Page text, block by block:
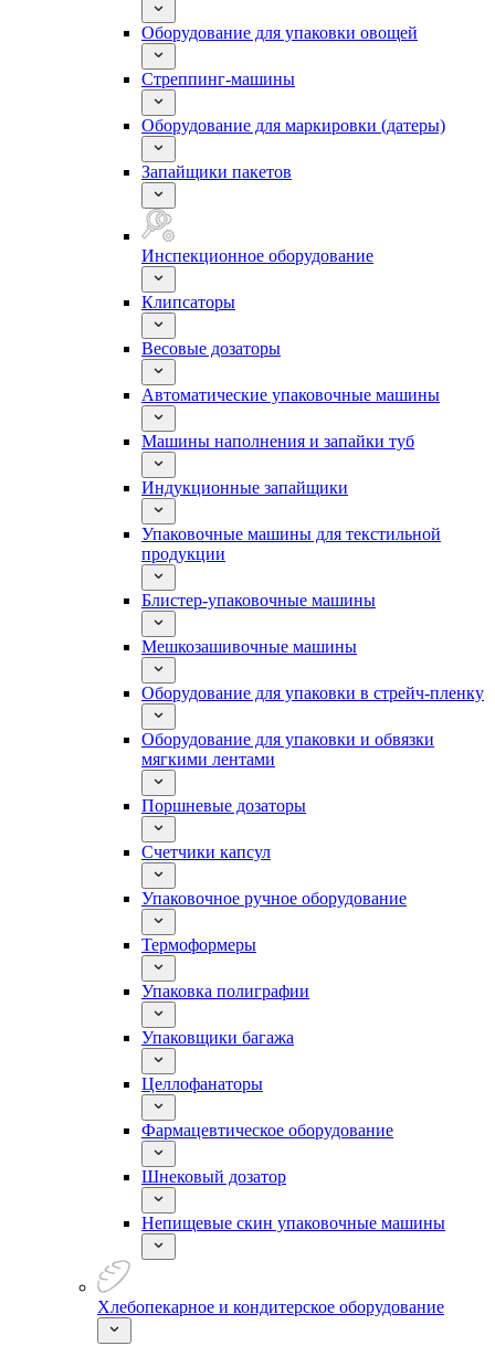
Оборудование для упаковки овощей
Стреппинг-машины
Оборудование для маркировки (датеры)
Запайщики пакетов
Инспекционное оборудование
Клипсаторы
Весовые дозаторы
Автоматические упаковочные машины
Машины наполнения и запайки туб
Индукционные запайщики
Упаковочные машины для текстильной
продукции
Блистер-упаковочные машины
Мешкозашивочные машины
Оборудование для упаковки в стрейч-пленку
Оборудование для упаковки и обвязки
мягкими лентами
Поршневые дозаторы
Счетчики капсул
Упаковочное ручное оборудование
Термоформеры
Упаковка полиграфии
Упаковщики багажа
Целлофанаторы
Фармацевтическое оборудование
Шнековый дозатор
Непищевые скин упаковочные машины
Хлебопекарное и кондитерское оборудование